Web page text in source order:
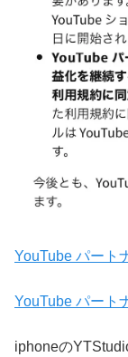
YouTube パート
YouTube パート
iphoneの